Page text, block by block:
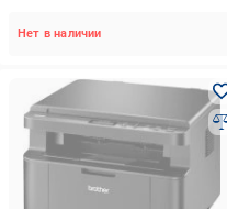
Нет в наличии